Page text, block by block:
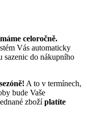
celoročně.
Vás automaticky
sazenic do nákupního
A to v termínech,
bude Vaše
zbožíplatíte